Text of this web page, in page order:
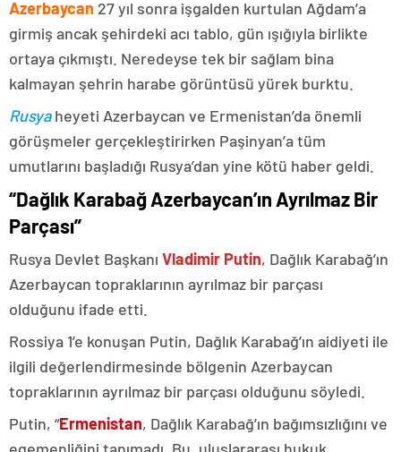
Azerbaycan 27 yıl sonra işgalden kurtulan Ağdam’a
girmiş ancak şehirdeki acı tablo, gün ışığıyla birlikte
ortaya çıkmıştı. Neredeyse tek bir sağlam bina
kalmayan şehrin harabe görüntüsü yürek burktu.
Rusyaheyeti Azerbaycan ve Ermenistan’da önemli
görüşmeler gerçekleştirirken Paşinyan’a tüm
umutlarını başladığı Rusya’dan yine kötü haber geldi.
“Dağlık Karabağ Azerbaycan’ın Ayrılmaz Bir
Parçası”
Rusya Devlet Başkanı Vladimir Putin, Dağlık Karabağ’ın
Azerbaycan topraklarının ayrılmaz bir parçası
olduğunu ifade etti.
Rossiya 1’e konuşan Putin, Dağlık Karabağ’ın aidiyeti ile
ilgili değerlendirmesinde bölgenin Azerbaycan
topraklarının ayrılmaz bir parçası olduğunu söyledi.
Putin, “Ermenistan, Dağlık Karabağ’ın bağımsızlığını ve